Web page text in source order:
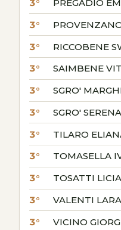
3° PREGADIO
3°
3° RICCOBENE
3° SAIMBENE
3° SGRO'
3° SGRO' SERENA
3° TILARO
3° TOMASELLA
3° TOSATTI LICIA
3° VALENTI
3° VICINO